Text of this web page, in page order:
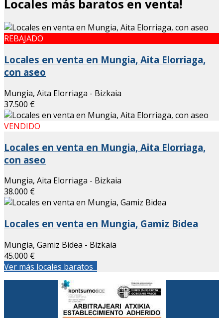
Locales más baratos en venta!
REBAJADO
Locales en venta en Mungia, Aita Elorriaga,
con aseo
Mungia, Aita Elorriaga - Bizkaia
37.500 €
VENDIDO
Locales en venta en Mungia, Aita Elorriaga,
con aseo
Mungia, Aita Elorriaga - Bizkaia
38.000 €
Locales en venta en Mungia, Gamiz Bidea
Mungia, Gamiz Bidea - Bizkaia
45.000 €
Ver más locales baratos